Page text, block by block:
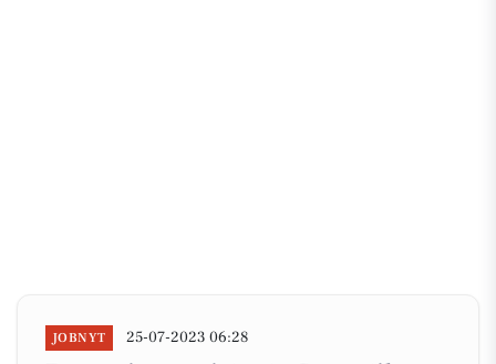
JOBNYT 25-07-2023 06:28